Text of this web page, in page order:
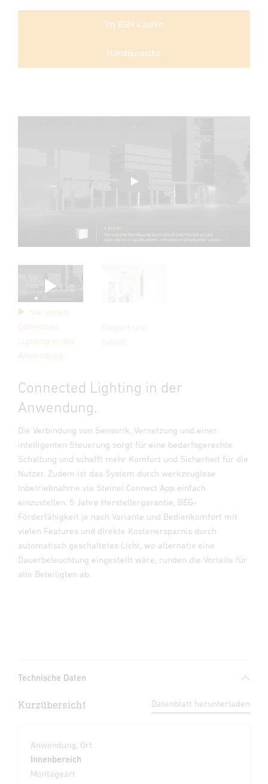
Im EGH kaufen
Händlersuche
Sie sehen:
Connected
Lighting in der
Anwendung.
Connected Lighting in der
Anwendung.
Die Verbindung von Sensorik, Vernetzung und einer
intelligenten Steuerung sorgt für eine bedarfsgerechte
Schaltung und schafft mehr Komfort und Sicherheit für die
Nutzer. Zudem ist das System durch werkzeuglose
Inbetriebnahme via Steinel Connect App einfach
einzustellen. 5 Jahre Herstellergarantie, BEG-
Förderfähigkeit je nach Variante und Bedienkomfort mit
vielen Features und direkte Kostenersparnis durch
automatisch geschaltetes Licht, wo alternativ eine
Dauerbeleuchtung eingestellt wäre, runden die Vorteile für
alle Beteiligten ab.
Technische Daten
Kurzübersicht Datenblatt herunterladen
Anwendung, Ort
Innenbereich
Montageart